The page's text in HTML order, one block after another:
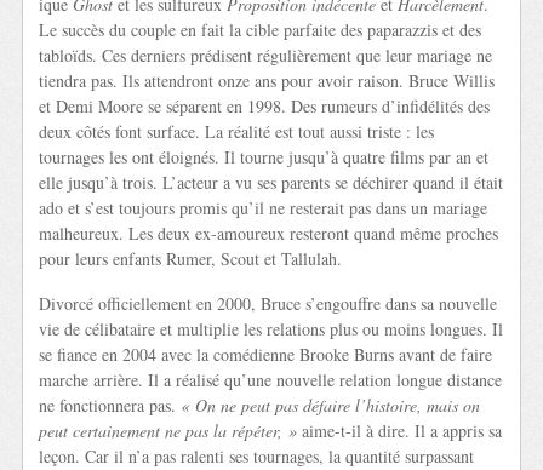
Le succès du couple en fait la cible parfaite des paparazzis et des
tabloïds. Ces derniers prédisent régulièrement que leur mariage ne
tiendra pas. Ils attendront onze ans pour avoir raison. Bruce Willis
et Demi Moore se séparent en 1998. Des rumeurs d’infidélités des
deux côtés font surface. La réalité est tout aussi triste : les
tournages les ont éloignés. Il tourne jusqu’à quatre films par an et
elle jusqu’à trois. L’acteur a vu ses parents se déchirer quand il était
ado et s’est toujours promis qu’il ne resterait pas dans un mariage
malheureux. Les deux ex-amoureux resteront quand même proches
pour leurs enfants Rumer, Scout et Tallulah.
Divorcé officiellement en 2000, Bruce s’engouffre dans sa nouvelle
vie de célibataire et multiplie les relations plus ou moins longues. Il
se fiance en 2004 avec la comédienne Brooke Burns avant de faire
marche arrière. Il a réalisé qu’une nouvelle relation longue distance
ne fonctionnera pas. « On ne peut pas défaire l’histoire, mais on
peut certainement ne pas la répéter, » aime-t-il à dire. Il a appris sa
leçon. Car il n’a pas ralenti ses tournages, la quantité surpassant